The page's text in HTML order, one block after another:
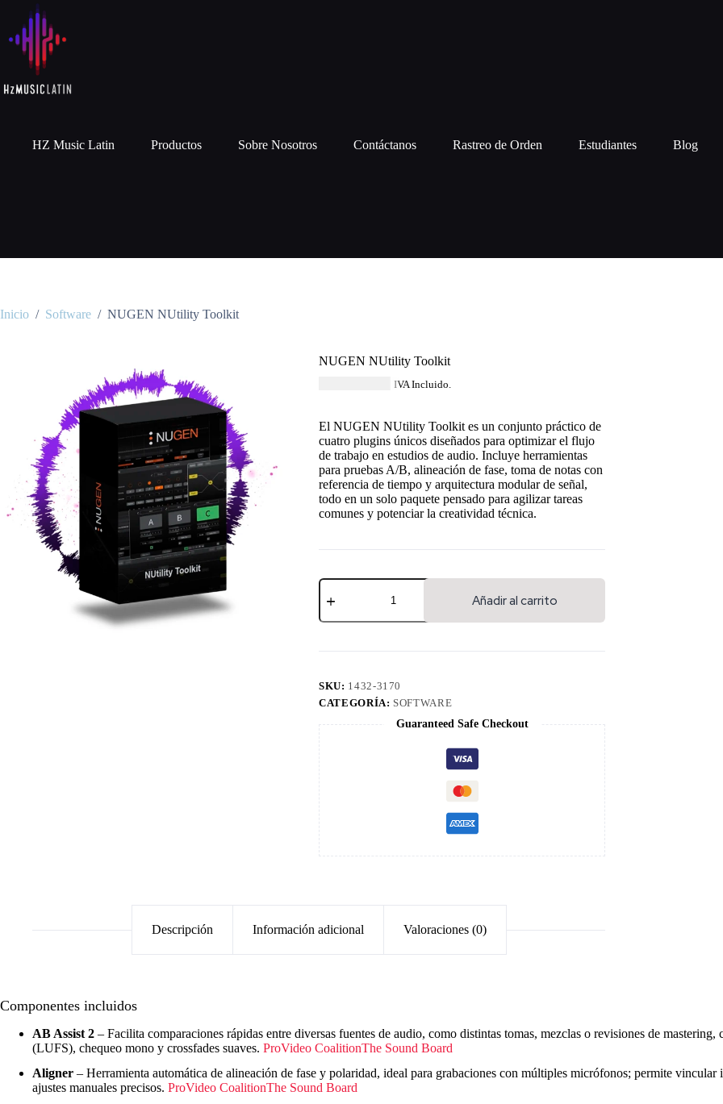
HZ Music Latin Productos Sobre Nosotros Contáctanos Rastreo de Orden Estudiantes Blog
Inicio / Software / NUGEN NUtility Toolkit
NUGEN NUtility Toolkit
IVA Incluido.
El NUGEN NUtility Toolkit es un conjunto práctico de
cuatro plugins únicos diseñados para optimizar el flujo
de trabajo en estudios de audio. Incluye herramientas
para pruebas A/B, alineación de fase, toma de notas con
referencia de tiempo y arquitectura modular de señal,
todo en un solo paquete pensado para agilizar tareas
comunes y potenciar la creatividad técnica.
Añadir al carrito
SKU: 1432-3170
CATEGORÍA: SOFTWARE
Guaranteed Safe Checkout
Descripción Información adicional Valoraciones (0)
Componentes incluidos
AB Assist 2 – Facilita comparaciones rápidas entre diversas fuentes de audio, como distintas tomas, mezclas o revisiones de
(LUFS), chequeo mono y crossfades suaves. ProVideo CoalitionThe Sound Board
Aligner – Herramienta automática de alineación de fase y polaridad, ideal para grabaciones con múltiples micrófonos; permite
ajustes manuales precisos. ProVideo CoalitionThe Sound Board